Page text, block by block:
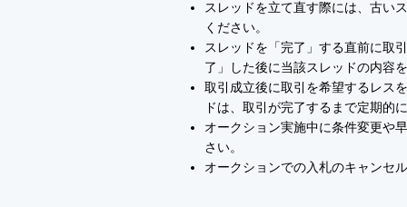
スレッドを立て直す際には、古い
ください。
スレッドを「完了」する直前に取
了」した後に当該スレッドの内容
取引成立後に取引を希望するレス
ドは、取引が完了するまで定期的
オークション実施中に条件変更や
さい。
オークションでの入札のキャンセ